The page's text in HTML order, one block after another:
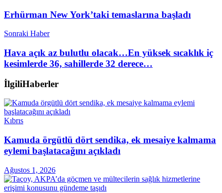
Erhürman New York’taki temaslarına başladı
Sonraki Haber
Hava açık az bulutlu olacak…En yüksek sıcaklık iç
kesimlerde 36, sahillerde 32 derece…
İlgiliHaberler
Kıbrıs
Kamuda örgütlü dört sendika, ek mesaiye kalmama
eylemi başlatacağını açıkladı
Ağustos 1, 2026